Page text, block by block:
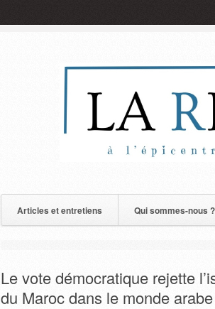
Articles et entretiens Qui sommes-nous ?
Le vote démocratique rejette
du Maroc dans le monde